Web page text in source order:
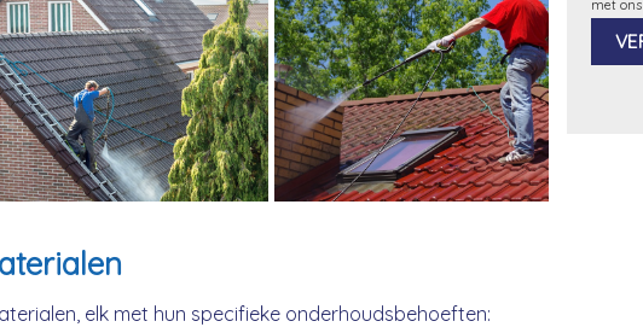
elk met hun specifieke onderhoudsbehoeften:
met ons